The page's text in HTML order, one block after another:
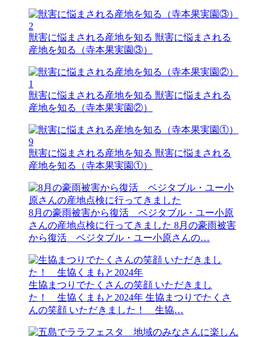
2
獣害に悩まされる産地を知る 獣害に悩まされる
産地を知る（寺本果実園③）
1
獣害に悩まされる産地を知る 獣害に悩まされる
産地を知る（寺本果実園②）
9
獣害に悩まされる産地を知る 獣害に悩まされる
産地を知る（寺本果実園①）
8月の豪雨被害から復活 ベジタブル・ユー小原
さんの産地点検に行ってきました 8月の豪雨被害
から復活 ベジタブル・ユー小原さんの…
生協まつりでたくさんの笑顔 いただきまし
た！ 生協くまもと2024年 生協まつりでたくさ
んの笑顔 いただきました！ 生協…